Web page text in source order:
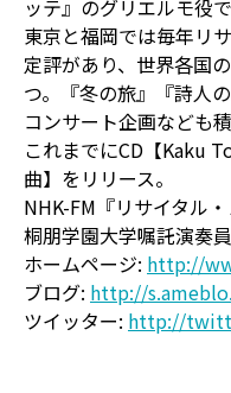
ッテ』のグリエルモ役
東京と福岡では毎年リ
定評があり、世界各国
つ。『冬の旅』『詩人
コンサート企画なども
これまでにCD【Kaku
曲】をリリース。
NHK-FM『リサイタル・
桐朋学園大学嘱託演奏
ホームページ: http://
ブログ: http://
ツイッター: http://